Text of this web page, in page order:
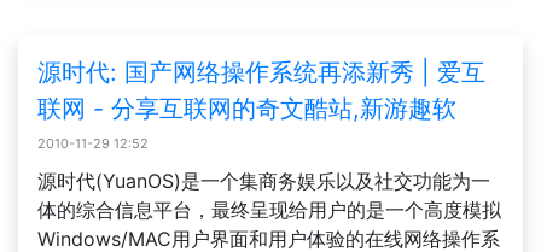
源时代: 国产网络操作系统再添新秀 | 爱互
联网 - 分享互联网的奇文酷站,新游趣软
2010-11-29 12:52
源时代(YuanOS)是一个集商务娱乐以及社交功能为一
体的综合信息平台，最终呈现给用户的是一个高度模拟
Windows/MAC用户界面和用户体验的在线网络操作系